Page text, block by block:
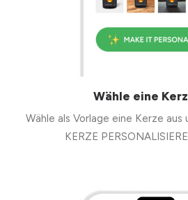
Wähle eine
Wähle als Vorlage eine Kerze aus
KERZE